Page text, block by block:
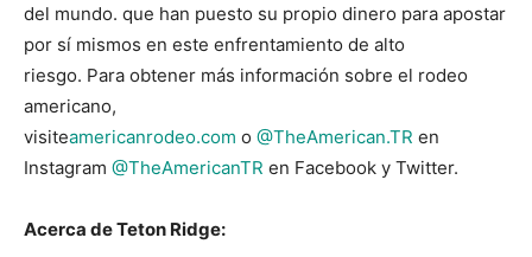
del mundo. que han puesto su propio dinero para apostar
por sí mismos en este enfrentamiento de alto
riesgo. Para obtener más información sobre el rodeo
americano,
visiteamericanrodeo.com o @TheAmerican.TR en
Instagram @TheAmericanTR en Facebook y Twitter.
Acerca de Teton Ridge: